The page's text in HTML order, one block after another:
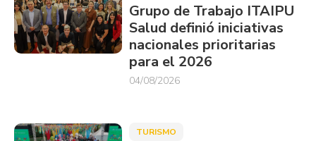
Grupo de Trabajo ITAIPU
Salud definió iniciativas
nacionales prioritarias
para el 2026
04/08/2026
TURISMO